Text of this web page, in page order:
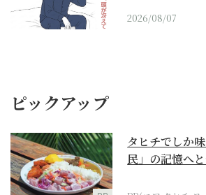
2026/08/07
ピックアップ
タヒチでしか
民」の記憶へ